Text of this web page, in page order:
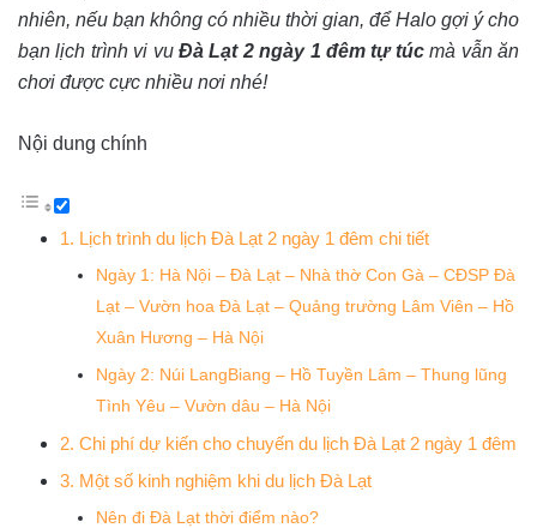
nhiên, nếu bạn không có nhiều thời gian, để Halo gợi ý cho
bạn lịch trình vi vu Đà Lạt 2 ngày 1 đêm tự túcmà vẫn ăn
chơi được cực nhiều nơi nhé!
Nội dung chính
1. Lịch trình du lịch Đà Lạt 2 ngày 1 đêm chi tiết
Ngày 1: Hà Nội – Đà Lạt – Nhà thờ Con Gà – CĐSP Đà
Lạt – Vườn hoa Đà Lạt – Quảng trường Lâm Viên – Hồ
Xuân Hương – Hà Nội
Ngày 2: Núi LangBiang – Hồ Tuyền Lâm – Thung lũng
Tình Yêu – Vườn dâu – Hà Nội
2. Chi phí dự kiến cho chuyến du lịch Đà Lạt 2 ngày 1 đêm
3. Một số kinh nghiệm khi du lịch Đà Lạt
Nên đi Đà Lạt thời điểm nào?